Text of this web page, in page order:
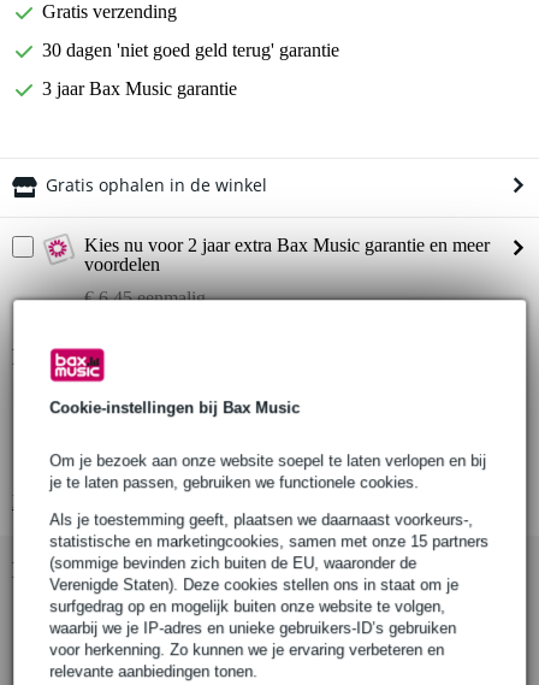
Cookie-instellingen bij Bax Music
Om je bezoek aan onze website soepel te laten verlopen en bij
je te laten passen, gebruiken we functionele cookies.
Als je toestemming geeft, plaatsen we daarnaast voorkeurs-,
statistische en marketingcookies, samen met onze 15 partners
(sommige bevinden zich buiten de EU, waaronder de
Verenigde Staten). Deze cookies stellen ons in staat om je
surfgedrag op en mogelijk buiten onze website te volgen,
waarbij we je IP-adres en unieke gebruikers-ID’s gebruiken
voor herkenning. Zo kunnen we je ervaring verbeteren en
relevante aanbiedingen tonen.
Gratis verzending
30 dagen 'niet goed geld terug' garantie
3 jaar Bax Music garantie
Gratis ophalen in de winkel
Kies nu voor 2 jaar extra Bax Music garantie en meer
voordelen
€ 6,45 eenmalig
Productinformatie
Afmetingen: 1000 x 250 x 250 mm
Kleur: zwart (poedercoating)
Bekijk ook eens (2)